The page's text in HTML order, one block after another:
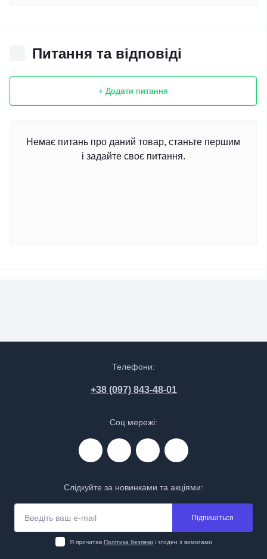
Питання та відповіді
+ Додати питання
Немає питань про даний товар, станьте першим
і задайте своє питання.
Телефони:
+38 (097) 843-48-01
Соц мережі:
Слідкуйте за новинками та акціями:
Підпишіться
Я прочитав Політика безпеки і згоден з вимогами